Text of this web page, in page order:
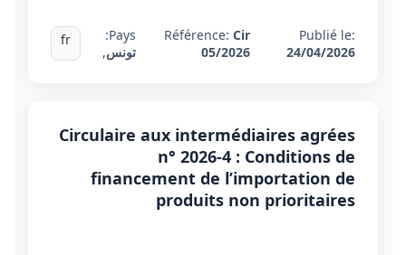
Publié le:
24/04/2026
Référence: Cir
05/2026
Pays:
تونس,
fr
Circulaire aux intermédiaires agrées
n° 2026-4 : Conditions de
financement de l’importation de
produits non prioritaires